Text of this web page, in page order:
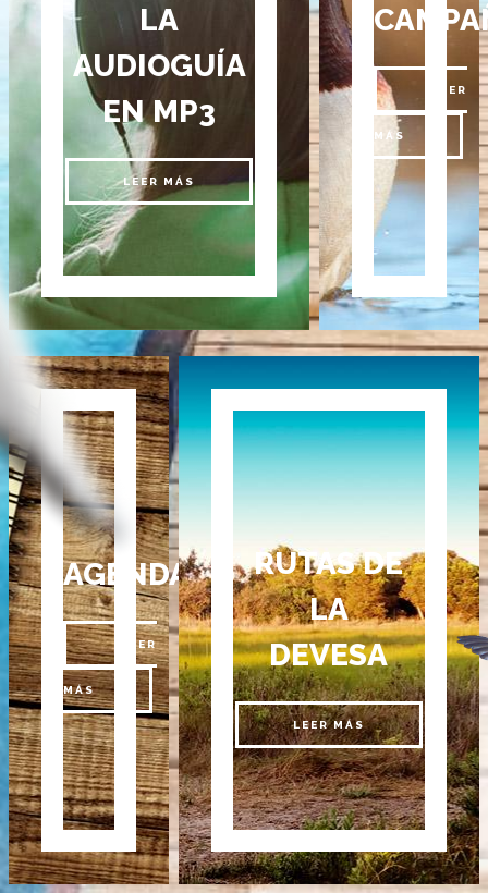
LA
AUDIOGUÍA
EN MP3
LEER MÁS
LEER
MÁS
AGENDA
LEER
MÁS
RUTAS DE
LA
DEVESA
LEER MÁS